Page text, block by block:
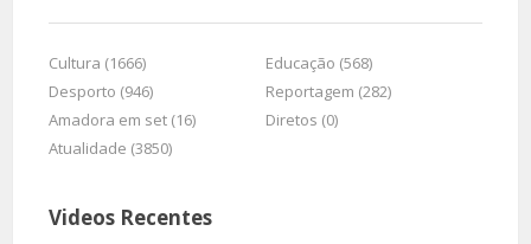
Cultura (1666)
Educação (568)
Desporto (946)
Reportagem (282)
Amadora em set (16)
Diretos (0)
Atualidade (3850)
Videos Recentes